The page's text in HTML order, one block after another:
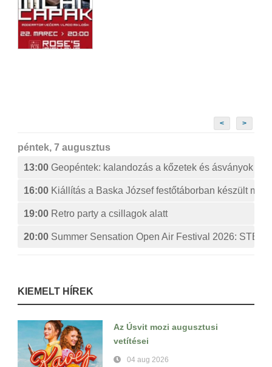
< >
péntek, 7 augusztus
13:00 Geopéntek: kalandozás a kőzetek és ásványok
16:00 Kiállítás a Baska József festőtáborban készült
19:00 Retro party a csillagok alatt
20:00 Summer Sensation Open Air Festival 2026:
KIEMELT HÍREK
Az Úsvit mozi augusztusi
vetítései
04 aug 2026